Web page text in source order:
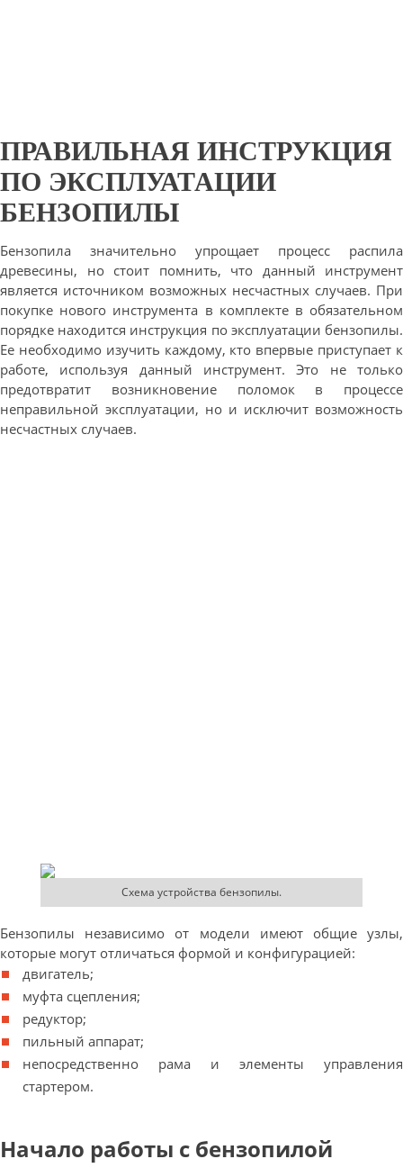
ПРАВИЛЬНАЯ ИНСТРУКЦИЯ
ПО ЭКСПЛУАТАЦИИ
БЕНЗОПИЛЫ
Бензопила значительно упрощает процесс распила
древесины, но стоит помнить, что данный инструмент
является источником возможных несчастных случаев. При
покупке нового инструмента в комплекте в обязательном
порядке находится инструкция по эксплуатации бензопилы.
Ее необходимо изучить каждому, кто впервые приступает к
работе, используя данный инструмент. Это не только
предотвратит возникновение поломок в процессе
неправильной эксплуатации, но и исключит возможность
несчастных случаев.
Схема устройства бензопилы.
Бензопилы независимо от модели имеют общие узлы,
которые могут отличаться формой и конфигурацией:
двигатель;
муфта сцепления;
редуктор;
пильный аппарат;
непосредственно рама и элементы управления
стартером.
Начало работы с бензопилой